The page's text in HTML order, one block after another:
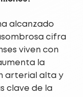
alcanzado
cifra
viven con
la
arterial alta y
clave de la